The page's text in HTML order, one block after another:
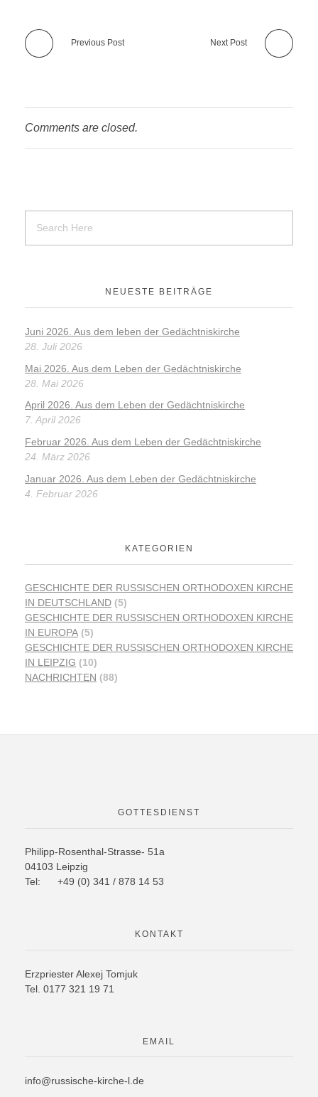
b
k
ni
ki
Previous Post Next Post
Comments are closed.
NEUESTE BEITRÄGE
Juni 2026. Aus dem leben der Gedächtniskirche
28. Juli 2026
Mai 2026. Aus dem Leben der Gedächtniskirche
28. Mai 2026
April 2026. Aus dem Leben der Gedächtniskirche
7. April 2026
Februar 2026. Aus dem Leben der Gedächtniskirche
24. März 2026
Januar 2026. Aus dem Leben der Gedächtniskirche
4. Februar 2026
KATEGORIEN
GESCHICHTE DER RUSSISCHEN ORTHODOXEN KIRCHE
IN DEUTSCHLAND (5)
GESCHICHTE DER RUSSISCHEN ORTHODOXEN KIRCHE
IN EUROPA (5)
GESCHICHTE DER RUSSISCHEN ORTHODOXEN KIRCHE
IN LEIPZIG (10)
NACHRICHTEN (88)
GOTTESDIENST
Philipp-Rosenthal-Strasse- 51a
04103 Leipzig
Tel: +49 (0) 341 / 878 14 53
KONTAKT
Erzpriester Alexej Tomjuk
Tel. 0177 321 19 71
EMAIL
info@russische-kirche-l.de